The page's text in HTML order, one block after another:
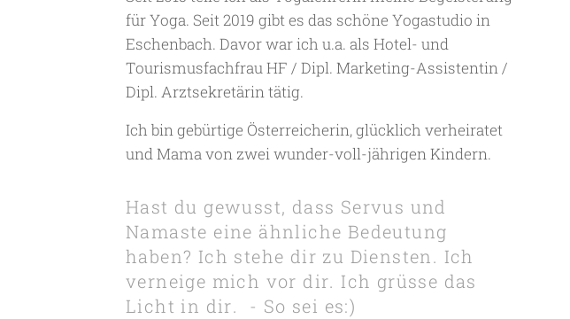
für Yoga. Seit 2019 gibt es das schöne Yogastudio in
Eschenbach. Davor war ich u.a. als Hotel- und
Tourismusfachfrau HF / Dipl. Marketing-Assistentin /
Dipl. Arztsekretärin tätig.
Ich bin gebürtige Österreicherin, glücklich verheiratet
und Mama von zwei wunder-voll-jährigen Kindern.
Hast du gewusst, dass Servus und
Namaste eine ähnliche Bedeutung
haben? Ich stehe dir zu Diensten. Ich
verneige mich vor dir. Ich grüsse das
Licht in dir. - So sei es:)